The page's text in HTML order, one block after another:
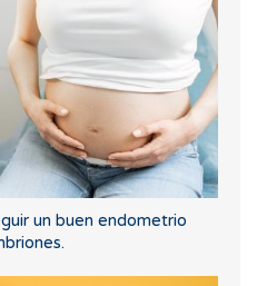
un buen endometrio